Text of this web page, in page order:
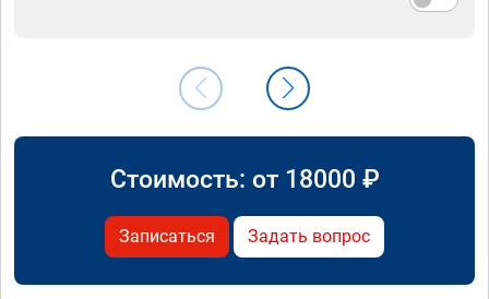
Стоимость: от 18000 ₽
Записаться Задать вопрос